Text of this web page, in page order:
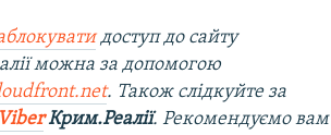
доступ до сайту
можна за допомогою
. Також слідкуйте за
ViberКрим.Реалії. Рекомендуємо вам